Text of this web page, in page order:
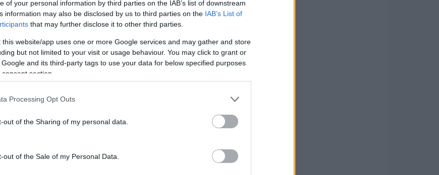
of your personal information by third parties on the IAB’s list of downstream
information may also be disclosed by us to third parties on the IAB’s List of
that may further disclose it to other third parties.
this website/app uses one or more Google services and may gather and store
but not limited to your visit or usage behaviour. You may click to grant or
and its third-party tags to use your data for below specified purposes
section.
Processing Opt Outs
out of the Sharing of my personal data.
out of the Sale of my Personal Data.
Università italiane e cooperazione
con il Sud del mondo: competenze e
del mondo attraverso progetti accademici,
Bianca Magni · 6 Mag 2026